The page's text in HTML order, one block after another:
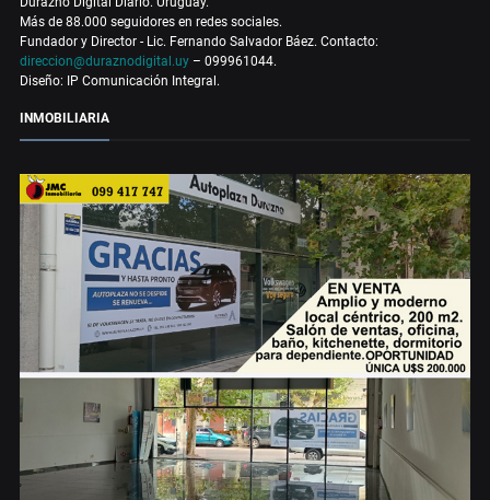
Más de 88.000 seguidores en redes sociales.
Fundador y Director - Lic. Fernando Salvador Báez. Contacto:
direccion@duraznodigital.uy – 099961044.
Diseño: IP Comunicación Integral.
INMOBILIARIA